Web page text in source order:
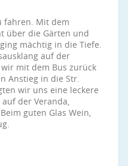
fahren. Mit dem
über die Gärten und
mächtig in die Tiefe.
auf der
mit dem Bus zurück
Anstieg in die Str.
wir uns eine leckere
der Veranda,
guten Glas Wein,